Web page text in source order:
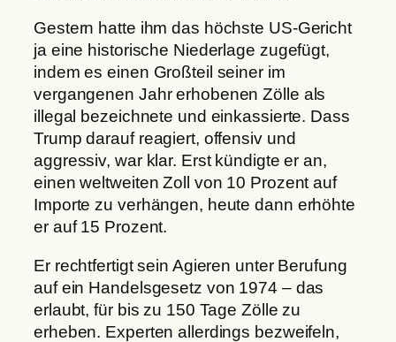
Gestern hatte ihm das höchste US-Gericht
ja eine historische Niederlage zugefügt,
indem es einen Großteil seiner im
vergangenen Jahr erhobenen Zölle als
illegal bezeichnete und einkassierte. Dass
Trump darauf reagiert, offensiv und
aggressiv, war klar. Erst kündigte er an,
einen weltweiten Zoll von 10 Prozent auf
Importe zu verhängen, heute dann erhöhte
er auf 15 Prozent.
Er rechtfertigt sein Agieren unter Berufung
auf ein Handelsgesetz von 1974 – das
erlaubt, für bis zu 150 Tage Zölle zu
erheben. Experten allerdings bezweifeln,